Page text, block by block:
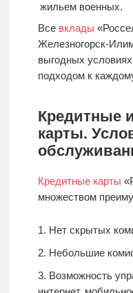
жильем военных.
Все вклады
Железногорск-
выгодных
подходом к
Кредитные
карты.
Кредитные карты
множеством
Нет скрытых
Небольшие
Возможность